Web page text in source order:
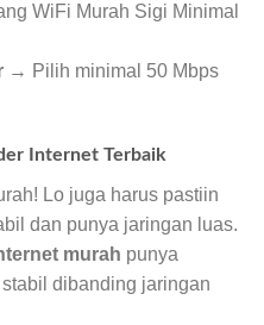
WiFi Murah Sigi Minimal
→ Pilih minimal 50 Mbps
Internet Terbaik
Lo juga harus pastiin
dan punya jaringan luas.
murah punya
dibanding jaringan